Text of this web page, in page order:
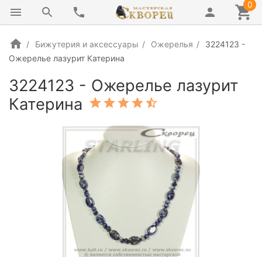
0
Бижутерия и аксессуары Ожерелья
3224123 -
Ожерелье лазурит Катерина
3224123 - Ожерелье лазурит
Катерина